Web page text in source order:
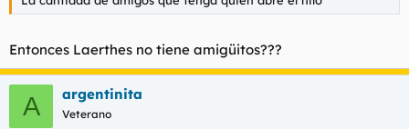
Entonces Laerthes no tiene amigüitos???
A argentinita
Veterano